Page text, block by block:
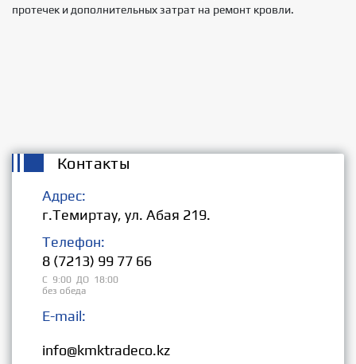
протечек и дополнительных затрат на ремонт кровли.
Контакты
Адрес:
г.Темиртау, ул. Абая 219.
Телефон:
8 (7213) 99 77 66
С 9:00 ДО 18:00
без обеда
E-mail:
info@kmktradeco.kz